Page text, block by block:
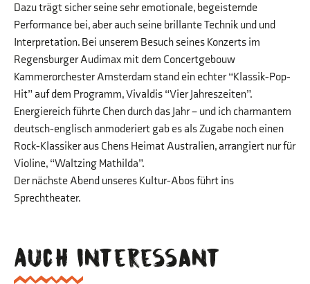
Dazu trägt sicher seine sehr emotionale, begeisternde
Performance bei, aber auch seine brillante Technik und und
Interpretation. Bei unserem Besuch seines Konzerts im
Regensburger Audimax mit dem Concertgebouw
Kammerorchester Amsterdam stand ein echter “Klassik-Pop-
Hit” auf dem Programm, Vivaldis “Vier Jahreszeiten”.
Energiereich führte Chen durch das Jahr – und ich charmantem
deutsch-englisch anmoderiert gab es als Zugabe noch einen
Rock-Klassiker aus Chens Heimat Australien, arrangiert nur für
Violine, “Waltzing Mathilda”.
Der nächste Abend unseres Kultur-Abos führt ins
Sprechtheater.
Auch interessant